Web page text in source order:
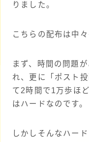
りました。
こちらの配布は中々
まず、時間の問題
れ、更に「ポスト
て2時間で1万歩ほ
はハードなのです。
しかしそんなハー